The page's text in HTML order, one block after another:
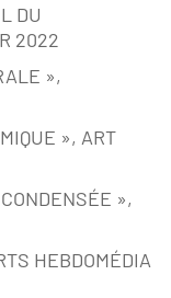
DU
2022
»,
», ART
»,
HEBDOMÉDIA